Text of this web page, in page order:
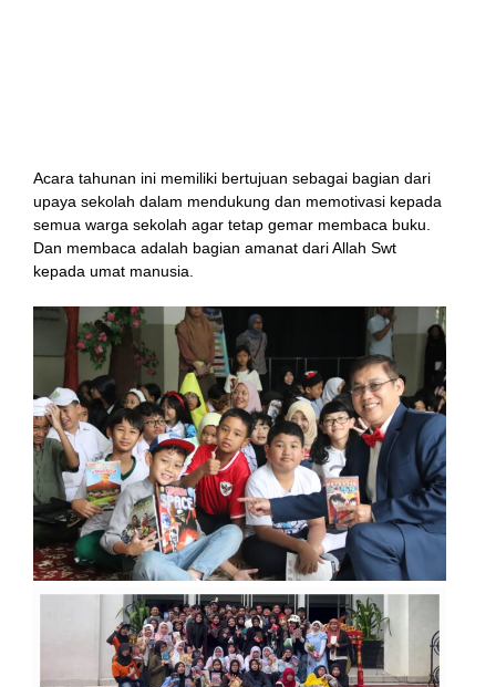
Acara tahunan ini memiliki bertujuan sebagai bagian dari
upaya sekolah dalam mendukung dan memotivasi kepada
semua warga sekolah agar tetap gemar membaca buku.
Dan membaca adalah bagian amanat dari Allah Swt
kepada umat manusia.